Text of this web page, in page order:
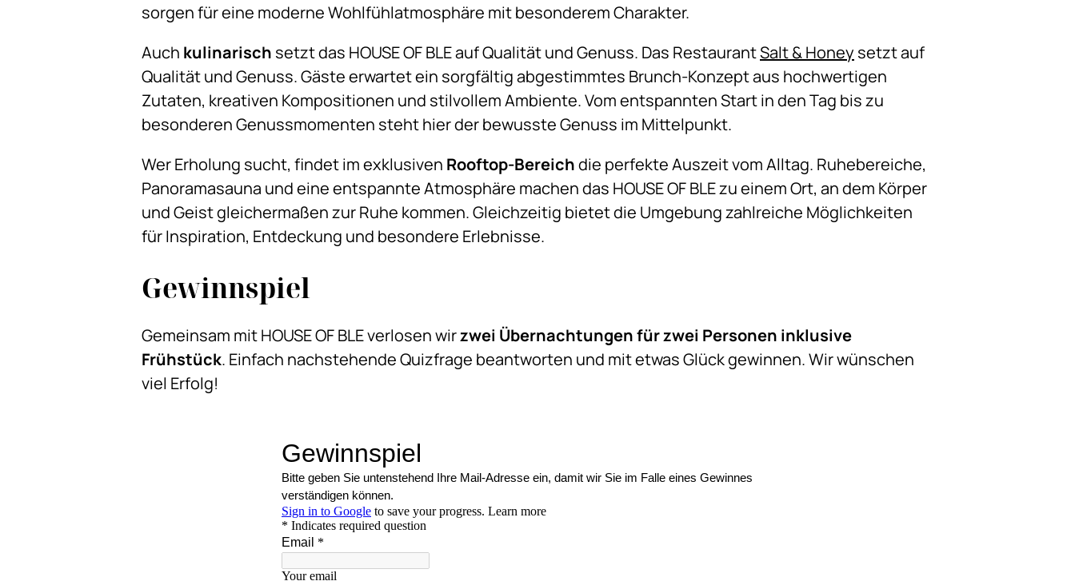
sorgen für eine moderne Wohlfühlatmosphäre mit besonderem Charakter.
Auch kulinarisch setzt das HOUSE OF BLE auf Qualität und Genuss. Das RestaurantSalt & Honey setzt auf
Qualität und Genuss. Gäste erwartet ein sorgfältig abgestimmtes Brunch-Konzept aus hochwertigen
Zutaten, kreativen Kompositionen und stilvollem Ambiente. Vom entspannten Start in den Tag bis zu
besonderen Genussmomenten steht hier der bewusste Genuss im Mittelpunkt.
Wer Erholung sucht, findet im exklusiven Rooftop-Bereichdie perfekte Auszeit vom Alltag. Ruhebereiche,
Panoramasauna und eine entspannte Atmosphäre machen das HOUSE OF BLE zu einem Ort, an dem Körper
und Geist gleichermaßen zur Ruhe kommen. Gleichzeitig bietet die Umgebung zahlreiche Möglichkeiten
für Inspiration, Entdeckung und besondere Erlebnisse.
Gewinnspiel
Gemeinsam mit HOUSE OF BLE verlosen wirzwei Übernachtungen für zwei Personen inklusive
Frühstück. Einfach nachstehende Quizfrage beantworten und mit etwas Glück gewinnen. Wir wünschen
viel Erfolg!